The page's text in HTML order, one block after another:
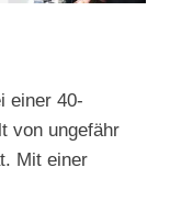
einer 40-
von ungefähr
Mit einer